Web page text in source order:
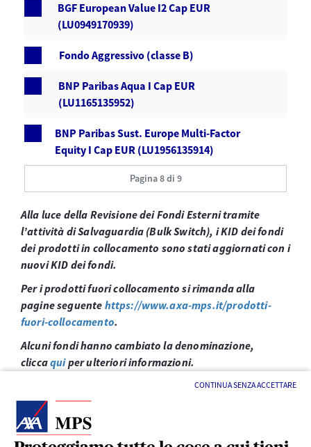
CONTINUA SENZA ACCETTARE
BGF European Value I2 Cap EUR
(LU0949170939)
Fondo Aggressivo (classe B)
BNP Paribas Aqua I Cap EUR
(LU1165135952)
BNP Paribas Sust. Europe Multi-Factor
Equity I Cap EUR (LU1956135914)
Pagina 8 di 9
Alla luce della Revisione dei Fondi Esterni tramite
l’attività di Salvaguardia (Bulk Switch), i KID dei fondi
dei prodotti in collocamento sono stati aggiornati con i
nuovi KID dei fondi.
Per i prodotti fuori collocamento si rimanda alla
pagine seguente https://www.axa-mps.it/prodotti-
fuori-collocamento.
Alcuni fondi hanno cambiato la denominazione,
cliccaquiper ulteriori informazioni.